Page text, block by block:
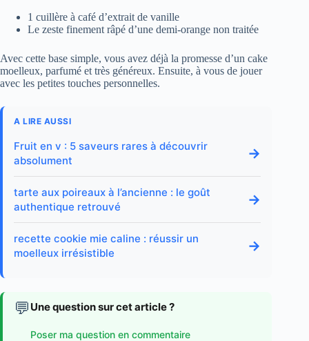
1 cuillère à café d’extrait de vanille
Le zeste finement râpé d’une demi-orange non traitée
Avec cette base simple, vous avez déjà la promesse d’un cake
moelleux, parfumé et très généreux. Ensuite, à vous de jouer
avec les petites touches personnelles.
A LIRE AUSSI
Fruit en v : 5 saveurs rares à découvrir
absolument
→
tarte aux poireaux à l’ancienne : le goût
authentique retrouvé
→
recette cookie mie caline : réussir un
moelleux irrésistible
→
💬 Une question sur cet article ?
Poser ma question en commentaire